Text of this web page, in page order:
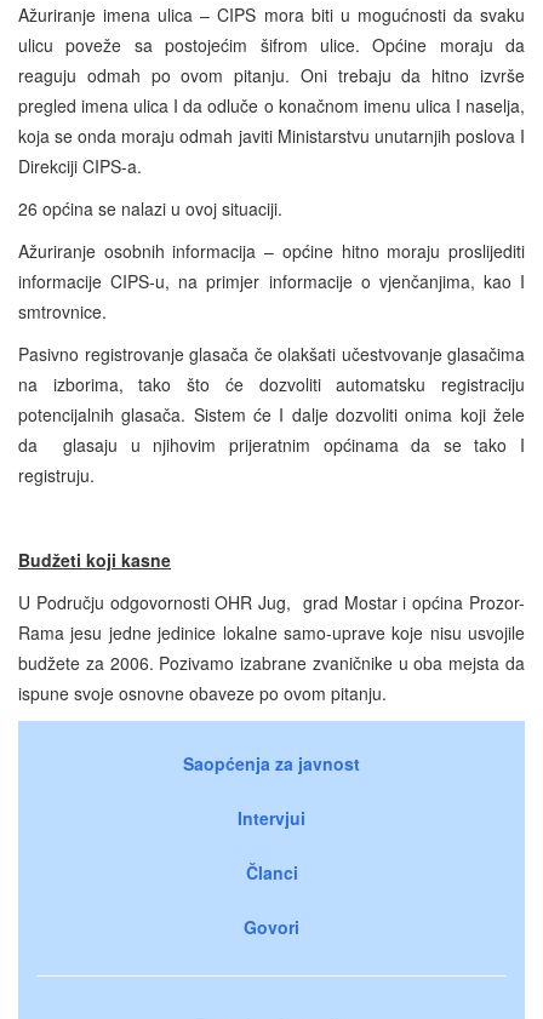
Ažuriranje imena ulica – CIPS mora biti u mogućnosti da svaku
ulicu poveže sa postojećim šifrom ulice. Općine moraju da
reaguju odmah po ovom pitanju. Oni trebaju da hitno izvrše
pregled imena ulica I da odluče o konačnom imenu ulica I naselja,
koja se onda moraju odmah javiti Ministarstvu unutarnjih poslova I
Direkciji CIPS-a.
26 općina se nalazi u ovoj situaciji.
Ažuriranje osobnih informacija – općine hitno moraju proslijediti
informacije CIPS-u, na primjer informacije o vjenčanjima, kao I
smtrovnice.
Pasivno registrovanje glasača če olakšati učestvovanje glasačima
na izborima, tako što će dozvoliti automatsku registraciju
potencijalnih glasača. Sistem će I dalje dozvoliti onima koji žele
da glasaju u njihovim prijeratnim općinama da se tako I
registruju.
Budžeti koji kasne
U Području odgovornosti OHR Jug, grad Mostar i općina Prozor-
Rama jesu jedne jedinice lokalne samo-uprave koje nisu usvojile
budžete za 2006. Pozivamo izabrane zvaničnike u oba mejsta da
ispune svoje osnovne obaveze po ovom pitanju.
Saopćenja za javnost
Intervjui
Članci
Govori